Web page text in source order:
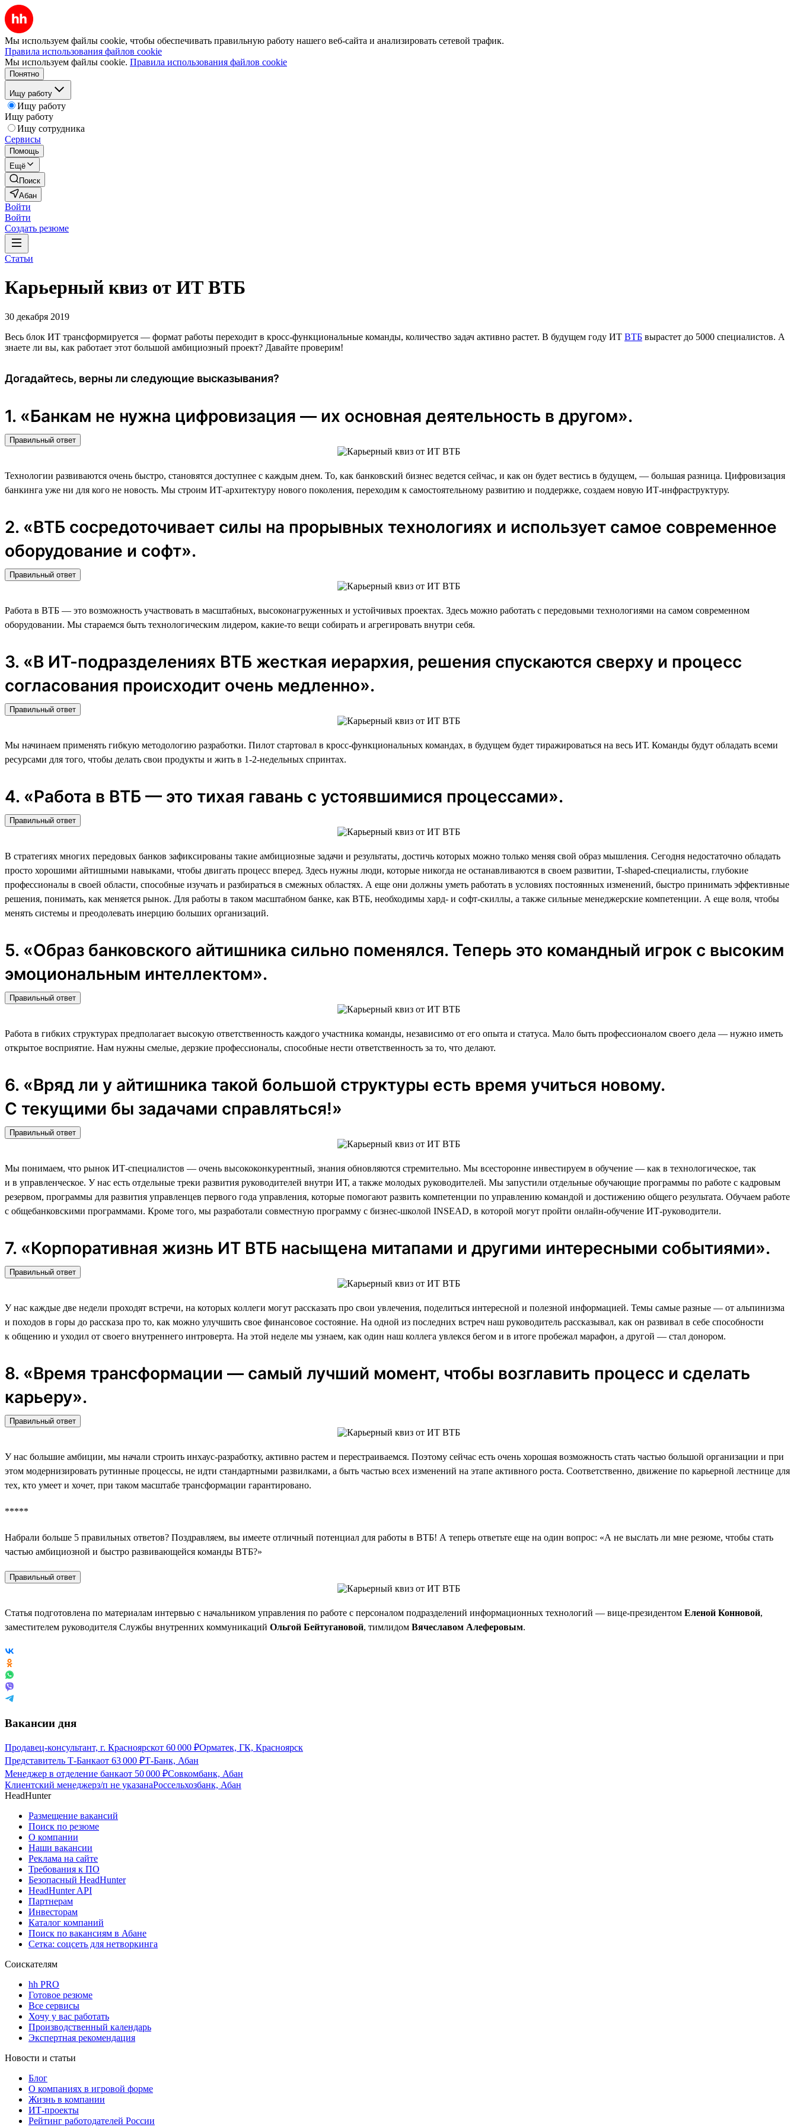
Мы используем файлы cookie, чтобы обеспечивать правильную работу нашего веб-сайта и анализировать сетевой трафик.
Правила использования файлов cookie
Мы используем файлы cookie. Правила использования файлов cookie
Понятно
Ищу работу
Ищу работу
Ищу работу
Ищу сотрудника
Сервисы
Помощь
Ещё
Поиск
Абан
Войти
Войти
Создать резюме
Статьи
Карьерный квиз от ИТ ВТБ
30 декабря 2019
Весь блок ИТ трансформируется — формат работы переходит в кросс-функциональные команды, количество задач активно растет. В будущем году ИТ ВТБ вырастет до 5000 специалистов. А
знаете ли вы, как работает этот большой амбициозный проект? Давайте проверим!
Догадайтесь, верны ли следующие высказывания?
1. «Банкам не нужна цифровизация — их основная деятельность в другом».
Правильный ответ
Технологии развиваются очень быстро, становятся доступнее с каждым днем. То, как банковский бизнес ведется сейчас, и как он будет вестись в будущем, — большая разница. Цифровизация
банкинга уже ни для кого не новость. Мы строим ИТ-архитектуру нового поколения, переходим к самостоятельному развитию и поддержке, создаем новую ИТ-инфраструктуру.
2. «ВТБ сосредоточивает силы на прорывных технологиях и использует самое современное
оборудование и софт».
Правильный ответ
Работа в ВТБ — это возможность участвовать в масштабных, высоконагруженных и устойчивых проектах. Здесь можно работать с передовыми технологиями на самом современном
оборудовании. Мы стараемся быть технологическим лидером, какие-то вещи собирать и агрегировать внутри себя.
3. «В ИТ-подразделениях ВТБ жесткая иерархия, решения спускаются сверху и процесс
согласования происходит очень медленно».
Правильный ответ
Мы начинаем применять гибкую методологию разработки. Пилот стартовал в кросс-функциональных командах, в будущем будет тиражироваться на весь ИТ. Команды будут обладать всеми
ресурсами для того, чтобы делать свои продукты и жить в 1-2-недельных спринтах.
4. «Работа в ВТБ — это тихая гавань с устоявшимися процессами».
Правильный ответ
В стратегиях многих передовых банков зафиксированы такие амбициозные задачи и результаты, достичь которых можно только меняя свой образ мышления. Сегодня недостаточно обладать
просто хорошими айтишными навыками, чтобы двигать процесс вперед. Здесь нужны люди, которые никогда не останавливаются в своем развитии, T-shaped-специалисты, глубокие
профессионалы в своей области, способные изучать и разбираться в смежных областях. А еще они должны уметь работать в условиях постоянных изменений, быстро принимать эффективные
решения, понимать, как меняется рынок. Для работы в таком масштабном банке, как ВТБ, необходимы хард- и софт-скиллы, а также сильные менеджерские компетенции. А еще воля, чтобы
менять системы и преодолевать инерцию больших организаций.
5. «Образ банковского айтишника сильно поменялся. Теперь это командный игрок с высоким
эмоциональным интеллектом».
Правильный ответ
Работа в гибких структурах предполагает высокую ответственность каждого участника команды, независимо от его опыта и статуса. Мало быть профессионалом своего дела — нужно иметь
открытое восприятие. Нам нужны смелые, дерзкие профессионалы, способные нести ответственность за то, что делают.
6. «Вряд ли у айтишника такой большой структуры есть время учиться новому.
С текущими бы задачами справляться!»
Правильный ответ
Мы понимаем, что рынок ИТ-специалистов — очень высококонкурентный, знания обновляются стремительно. Мы всесторонне инвестируем в обучение — как в технологическое, так
и в управленческое. У нас есть отдельные треки развития руководителей внутри ИТ, а также молодых руководителей. Мы запустили отдельные обучающие программы по работе с кадровым
резервом, программы для развития управленцев первого года управления, которые помогают развить компетенции по управлению командой и достижению общего результата. Обучаем работе
с общебанковскими программами. Кроме того, мы разработали совместную программу с бизнес-школой INSEAD, в которой могут пройти онлайн-обучение ИТ-руководители.
7. «Корпоративная жизнь ИТ ВТБ насыщена митапами и другими интересными событиями».
Правильный ответ
У нас каждые две недели проходят встречи, на которых коллеги могут рассказать про свои увлечения, поделиться интересной и полезной информацией. Темы самые разные — от альпинизма
и походов в горы до рассказа про то, как можно улучшить свое финансовое состояние. На одной из последних встреч наш руководитель рассказывал, как он развивал в себе способности
к общению и уходил от своего внутреннего интроверта. На этой неделе мы узнаем, как один наш коллега увлекся бегом и в итоге пробежал марафон, а другой — стал донором.
8. «Время трансформации — самый лучший момент, чтобы возглавить процесс и сделать
карьеру».
Правильный ответ
У нас большие амбиции, мы начали строить инхаус-разработку, активно растем и перестраиваемся. Поэтому сейчас есть очень хорошая возможность стать частью большой организации и при
этом модернизировать рутинные процессы, не идти стандартными развилками, а быть частью всех изменений на этапе активного роста. Соответственно, движение по карьерной лестнице для
тех, кто умеет и хочет, при таком масштабе трансформации гарантировано.
*****
Набрали больше 5 правильных ответов? Поздравляем, вы имеете отличный потенциал для работы в ВТБ! А теперь ответьте еще на один вопрос: «А не выслать ли мне резюме, чтобы стать
частью амбициозной и быстро развивающейся команды ВТБ?»
Правильный ответ
Статья подготовлена по материалам интервью с начальником управления по работе с персоналом подразделений информационных технологий — вице-президентом Еленой Конновой,
заместителем руководителя Службы внутренних коммуникаций Ольгой Бейтугановой, тимлидом Вячеславом Алеферовым.
Вакансии дня
Продавец-консультант, г. Красноярскот 60 000 ₽Орматек, ГК, Красноярск
Представитель Т-Банкаот 63 000 ₽Т-Банк, Абан
Менеджер в отделение банкаот 50 000 ₽Совкомбанк, Абан
Клиентский менеджерз/п не указанаРоссельхозбанк, Абан
HeadHunter
Размещение вакансий
Поиск по резюме
О компании
Наши вакансии
Реклама на сайте
Требования к ПО
Безопасный HeadHunter
HeadHunter API
Партнерам
Инвесторам
Каталог компаний
Поиск по вакансиям в Абане
Сетка: соцсеть для нетворкинга
Соискателям
hh PRO
Готовое резюме
Все сервисы
Хочу у вас работать
Производственный календарь
Экспертная рекомендация
Новости и статьи
Блог
О компаниях в игровой форме
Жизнь в компании
ИТ-проекты
Рейтинг работодателей России